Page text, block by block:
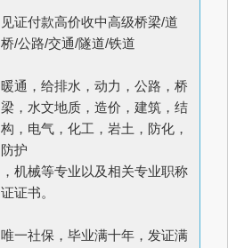
见证付款高价收中高级桥梁/道
桥/公路/交通/隧道/铁道
暖通，给排水，动力，公路，桥
梁，水文地质，造价，建筑，结
构，电气，化工，岩土，防化，
防护
，机械等专业以及相关专业职称
证证书。
唯一社保，毕业满十年，发证满